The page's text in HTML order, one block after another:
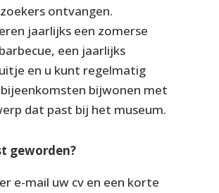
ontvangen.
jaarlijks een zomerse
een jaarlijks
en u kunt regelmatig
bijwonen met
dat past bij het museum.
geworden?
e-mail uw cv en een korte